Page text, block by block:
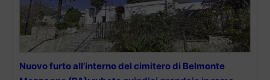
Nuovo furto all’interno del cimitero di Belmonte